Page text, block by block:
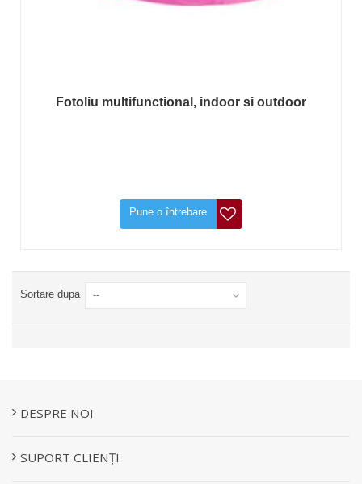
Fotoliu multifunctional, indoor si outdoor
Pune o întrebare
Sortare dupa --
DESPRE NOI
SUPORT CLIENȚI